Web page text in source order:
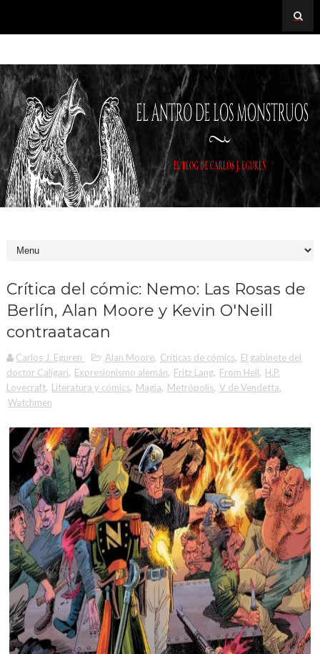
Crítica del cómic: Nemo: Las Rosas de
Berlín, Alan Moore y Kevin O'Neill
contraatacan
Carlos J. Eguren Alan Moore, Críticas de cómics, El gabinete del
doctor Caligari, Expresionismo alemán, Fritz Lang, From Hell, H.P.
Lovecraft, Literatura y cómics, Magia, Metrópolis, V de Vendetta,
Watchmen